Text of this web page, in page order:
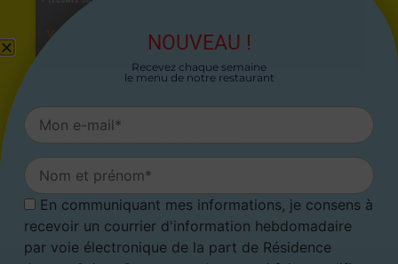
MENU DU LUNDI 27 AVRIL AU
SAMEDI 02 MAI 2026
26 avril 2026
NOUVEAU !
Recevez chaque semaine
le menu de notre restaurant
En communiquant mes informations, je consens à
recevoir un courrier d'information hebdomadaire
par voie électronique de la part de Résidence